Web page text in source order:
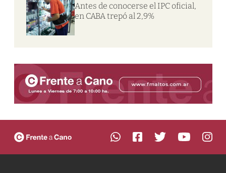
Antes de conocerse el IPC oficial,
en CABA trepó al 2,9%